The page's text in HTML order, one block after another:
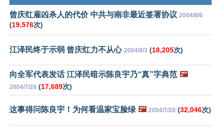
曾庆红雇凶杀人的代价 中共与南非最近签署协议 2004/8/6
(19,576次)
江泽民终于示弱 曾庆红力不从心 2004/8/3 (18,205次)
向全军代表发话 江泽民暗示陈良宇乃“真”字典范 🖼️
2004/7/28 (17,689次)
这事得问陈良宇！为何看温家宝脸绿 🖼️ 2004/7/20 (32,046次)